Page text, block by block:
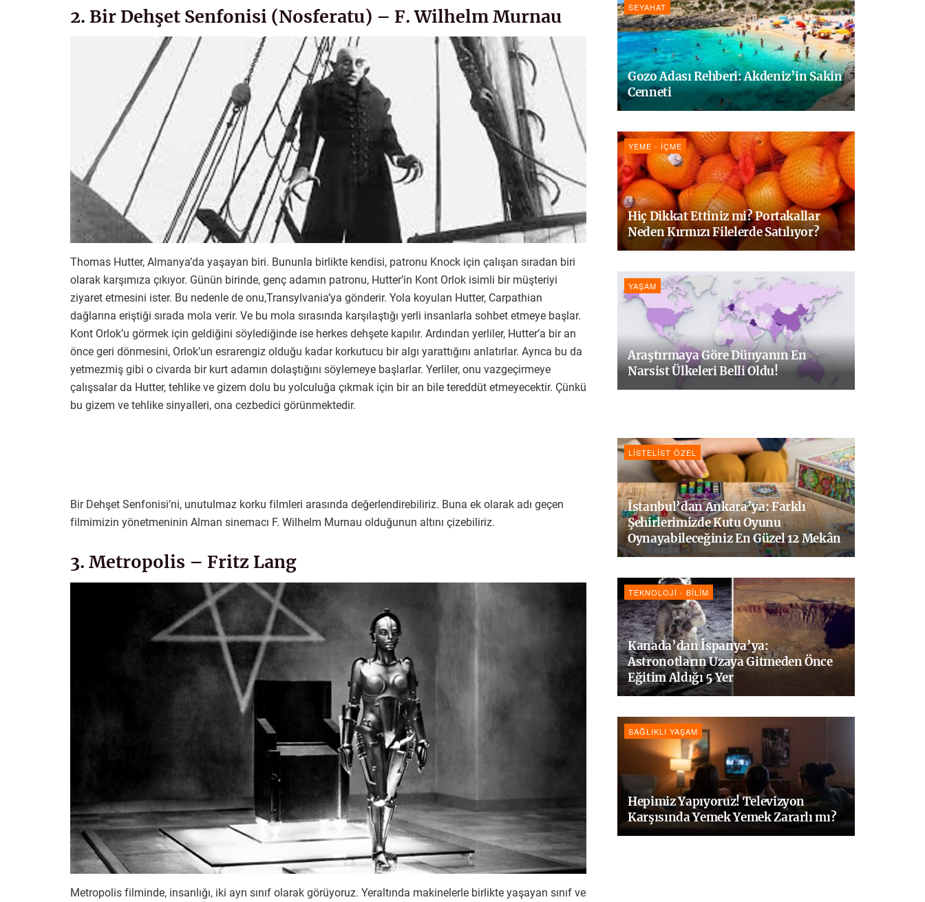
2. Bir Dehşet Senfonisi (Nosferatu) – F. Wilhelm Murnau
Thomas Hutter, Almanya’da yaşayan biri. Bununla birlikte kendisi, patronu Knock için çalışan sıradan biri
olarak karşımıza çıkıyor. Günün birinde, genç adamın patronu, Hutter’in Kont Orlok isimli bir müşteriyi
ziyaret etmesini ister. Bu nedenle de onu,Transylvania’ya gönderir. Yola koyulan Hutter, Carpathian
dağlarına eriştiği sırada mola verir. Ve bu mola sırasında karşılaştığı yerli insanlarla sohbet etmeye başlar.
Kont Orlok’u görmek için geldiğini söylediğinde ise herkes dehşete kapılır. Ardından yerliler, Hutter’a bir an
önce geri dönmesini, Orlok’un esrarengiz olduğu kadar korkutucu bir algı yarattığını anlatırlar. Ayrıca bu da
yetmezmiş gibi o civarda bir kurt adamın dolaştığını söylemeye başlarlar. Yerliler, onu vazgeçirmeye
çalışsalar da Hutter, tehlike ve gizem dolu bu yolculuğa çıkmak için bir an bile tereddüt etmeyecektir. Çünkü
bu gizem ve tehlike sinyalleri, ona cezbedici görünmektedir.
Bir Dehşet Senfonisi’ni, unutulmaz korku filmleri arasında değerlendirebiliriz. Buna ek olarak adı geçen
filmimizin yönetmeninin Alman sinemacı F. Wilhelm Murnau olduğunun altını çizebiliriz.
3. Metropolis – Fritz Lang
Metropolis filminde, insanlığı, iki ayrı sınıf olarak görüyoruz. Yeraltında makinelerle birlikte yaşayan sınıf ve
SEYAHAT
Gozo Adası Rehberi: Akdeniz’in Sakin
Cenneti
YEME - İÇME
Hiç Dikkat Ettiniz mi? Portakallar
Neden Kırmızı Filelerde Satılıyor?
YAŞAM
Araştırmaya Göre Dünyanın En
Narsist Ülkeleri Belli Oldu!
LISTELIST ÖZEL
İstanbul’dan Ankara’ya: Farklı
Şehirlerimizde Kutu Oyunu
Oynayabileceğiniz En Güzel 12 Mekân
TEKNOLOJI - BILIM
Kanada’dan İspanya’ya:
Astronotların Uzaya Gitmeden Önce
Eğitim Aldığı 5 Yer
SAĞLIKLI YAŞAM
Hepimiz Yapıyoruz! Televizyon
Karşısında Yemek Yemek Zararlı mı?